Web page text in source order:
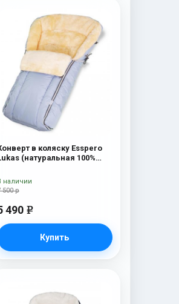
в коляску Esspero
(натуральная 100%
500 р
490 e
Купить
наличии